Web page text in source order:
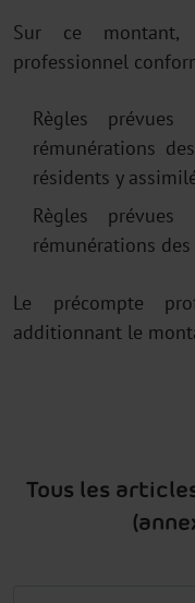
Sur ce montant,
professionnel
Règles
rémunérations
résidents y
Règles
rémunérations
Le précompte
additionnant le
Tous les